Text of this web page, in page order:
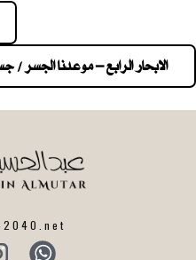
navigation
الابحار الرابع – موعدنا الجسر